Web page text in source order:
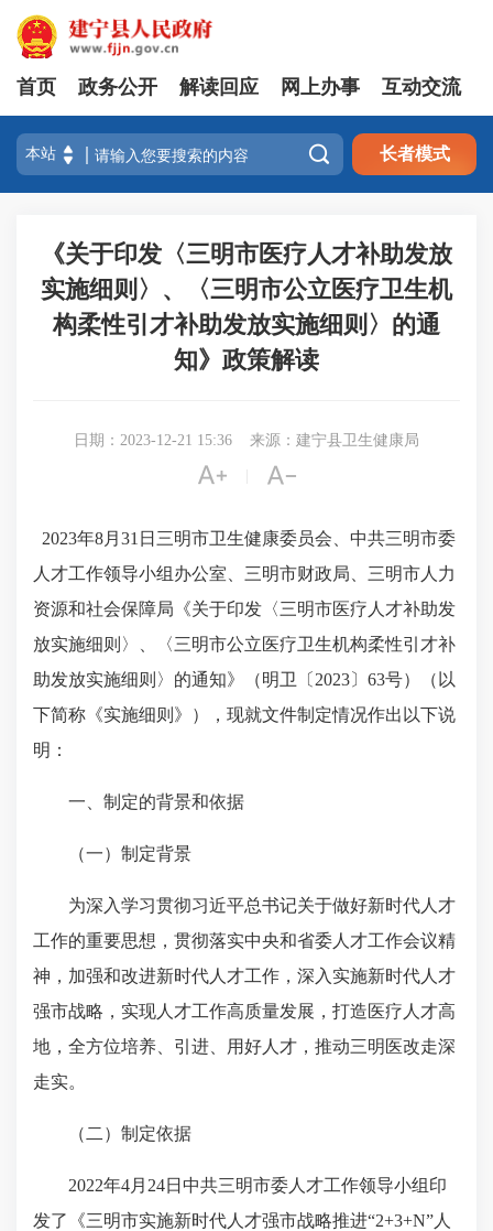
首页 政务公开 解读回应 网上办事 互动交流
 长者模式
《关于印发〈三明市医疗人才补助发放
实施细则〉、〈三明市公立医疗卫生机
构柔性引才补助发放实施细则〉的通
知》政策解读
日期：2023-12-21 15:36 来源：建宁县卫生健康局
 
2023年8月31日三明市卫生健康委员会、中共三明市委
人才工作领导小组办公室、三明市财政局、三明市人力
资源和社会保障局《关于印发 〈三明市医疗人才补助发
放实施细则〉、〈三明市公立医疗卫生机构柔性引才补
助发放实施细则〉的通知》（明卫
〔2023〕63号）（以
下简称 《实施细则》）
，现就文件制定情况作出以下说
明：
一、制定的背景和依据
（一）制定背景
为深入学习贯彻习近平总书记关于做好新时代人才
工作的重要思想，贯彻落实中央和省委人才工作会议精
神，加强和改进新时代人才工作，深入实施新时代人才
强市战略，实现人才工作高质量发展，打造医疗人才高
地，全方位培养、引进、用好人才，推动三明医改走深
走实。
（二）制定依据
2022年4月24日中共三明市委人才工作领导小组印
发了《三明市实施新时代人才强市战略推进“2+3+N”人